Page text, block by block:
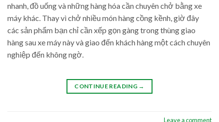
nhanh, đồ uống và những hàng hóa cần chuyên chở bằng xe
máy khác. Thay vì chở nhiều món hàng cồng kềnh, giờ đây
các sản phẩm bạn chỉ cần xếp gọn gàng trong thùng giao
hàng sau xe máy này và giao đến khách hàng một cách chuyên
nghiệp đến không ngờ.
CONTINUE READING →
Leave a comment